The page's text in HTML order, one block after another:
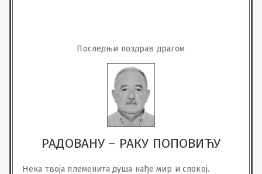
Последњи поздрав драгом
РАДОВАНУ – РАКУ ПОПОВИЋУ
Нека твоја племенита душа нађе мир и спокој.